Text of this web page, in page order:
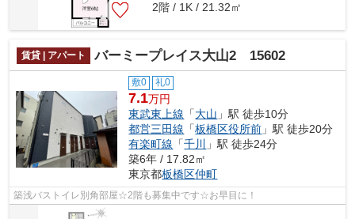
2階 / 1K / 21.32㎡
賃貸 | アパート バーミープレイス大山2 15602
敷0 礼0
7.1万円
東武東上線 「大山 」駅 徒歩10分
都営三田線 「板橋区役所前 」駅 徒歩20分
有楽町線 「千川
」駅 徒歩24分
築6年 / 17.82㎡
東京都板橋区仲町
築浅バストイレ別角部屋☆2階も募集中です☆お早目に！